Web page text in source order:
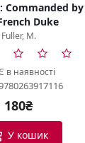
Commanded by
Duke
Fuller, M.
в наявності
180₴
У кошик